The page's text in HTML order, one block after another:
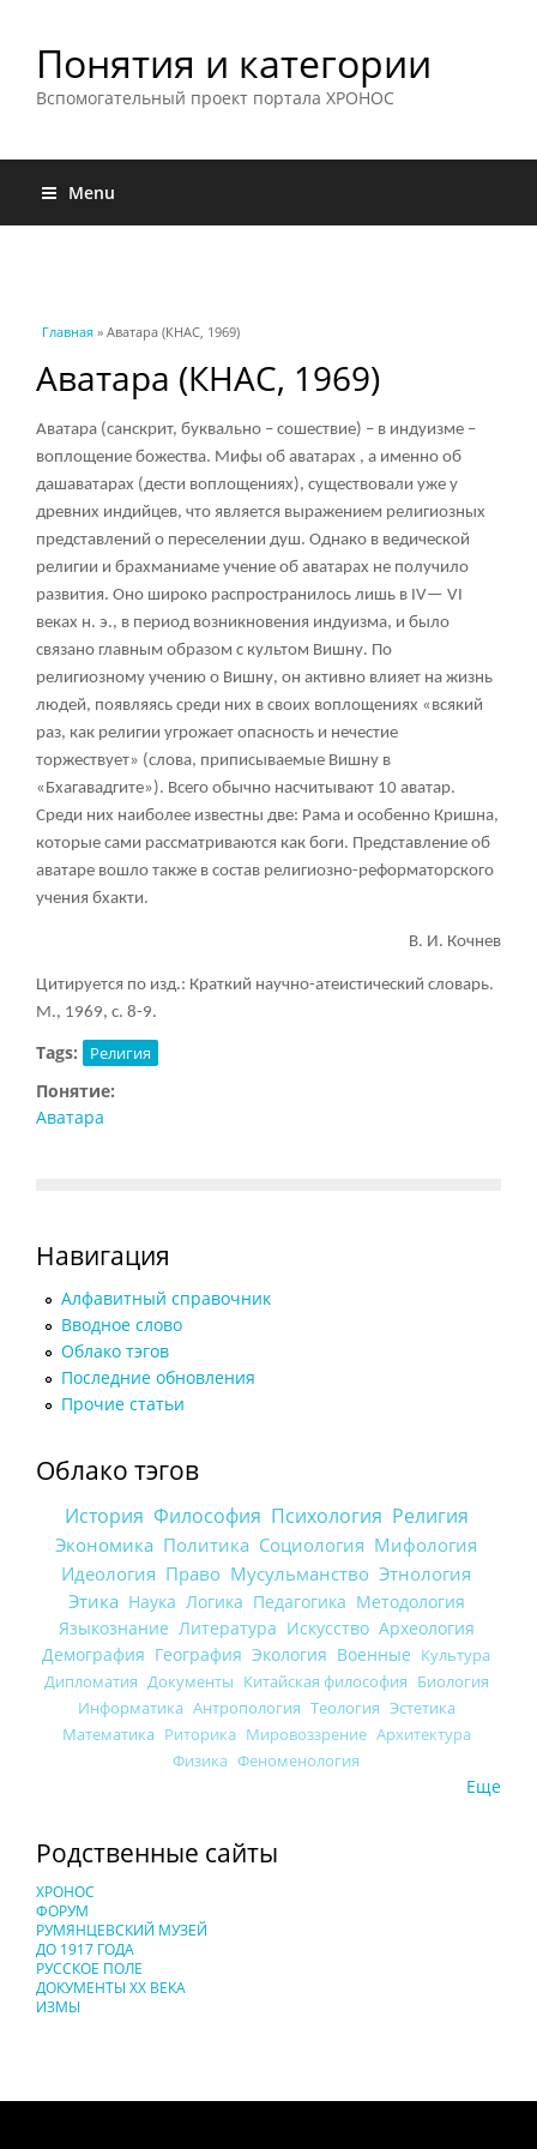
Понятия и категории
Вспомогательный проект портала ХРОНОС
Menu
Вы здесь
Главная » Аватара (КНАС, 1969)
Аватара (КНАС, 1969)
Аватара (санскрит, буквально – сошествие) – в индуизме –
воплощение божества. Мифы об аватарах , а именно об
дашаватарах (дести воплощениях), существовали уже у
древних индийцев, что является выражением религиозных
представлений о переселении душ. Однако в ведической
религии и брахманиаме учение об аватарах не получило
развития. Оно широко распространилось лишь в IV— VI
веках н. э., в период возникновения индуизма, и было
связано главным образом с культом Вишну. По
религиозному учению о Вишну, он активно влияет на жизнь
людей, появляясь среди них в своих воплощениях «всякий
раз, как религии угрожает опасность и нечестие
торжествует» (слова, приписываемые Вишну в
«Бхагавадгите»). Всего обычно насчитывают 10 аватар.
Среди них наиболее известны две: Рама и особенно Кришна,
которые сами рассматриваются как боги. Представление об
аватаре вошло также в состав религиозно-реформаторского
учения бхакти.
В. И. Кочнев
Цитируется по изд.: Краткий научно-атеистический словарь.
М., 1969, с. 8-9.
Tags: Религия
Понятие:
Аватара
Навигация
Алфавитный справочник
Вводное слово
Облако тэгов
Последние обновления
Прочие статьи
Облако тэгов
История Философия Психология Религия
Экономика Политика Социология Мифология
Идеология Право Мусульманство Этнология
Этика Наука Логика Педагогика Методология
Языкознание Литература Искусство Археология
Демография География Экология Военные Культура
Дипломатия Документы Китайская философия Биология
Информатика Антропология Теология Эстетика
Математика Риторика Мировоззрение Архитектура
Физика Феноменология
Еще
Родственные сайты
ХРОНОС
ФОРУМ
РУМЯНЦЕВСКИЙ МУЗЕЙ
ДО 1917 ГОДА
РУССКОЕ ПОЛЕ
ДОКУМЕНТЫ XX ВЕКА
ИЗМЫ